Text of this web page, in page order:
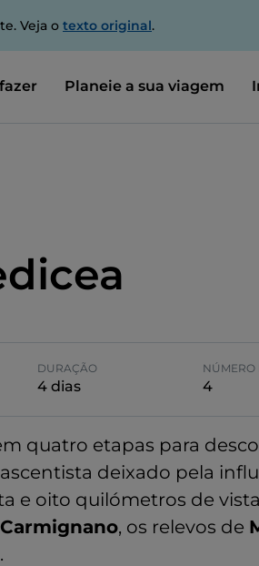
Veja o texto original.
Planeie a sua viagem
DURAÇÃO
4 dias
NÚMERO
4
quatro etapas para
deixado pela
e oito quilómetros de
Carmignano, os relevos de